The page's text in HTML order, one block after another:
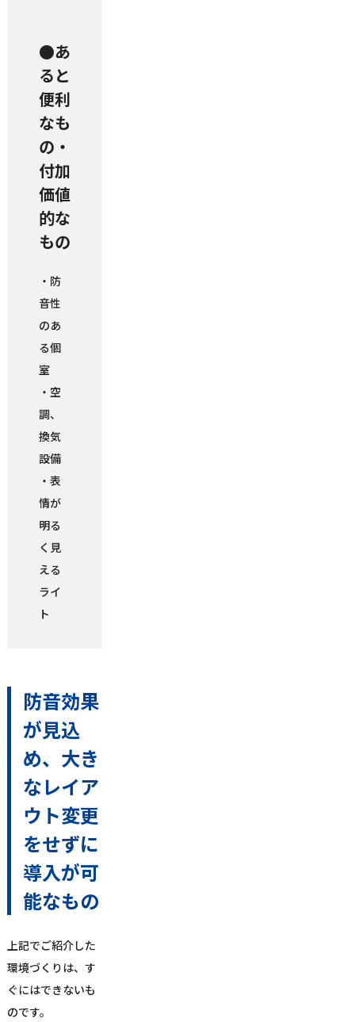
●あ
ると
便利
なも
の・
付加
価値
的な
もの
・防
音性
のあ
る個
室
・空
調、
換気
設備
・表
情が
明る
く見
える
ライ
ト
防音効果
が見込
め、大き
なレイア
ウト変更
をせずに
導入が可
能なもの
上記でご紹介した
環境づくりは、す
ぐにはできないも
のです。